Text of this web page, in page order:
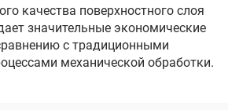
качества поверхностного слоя
значительные экономические
с традиционными
механической обработки.